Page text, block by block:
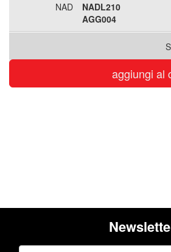
NAD
NADL210
AGG004
aggiungi al